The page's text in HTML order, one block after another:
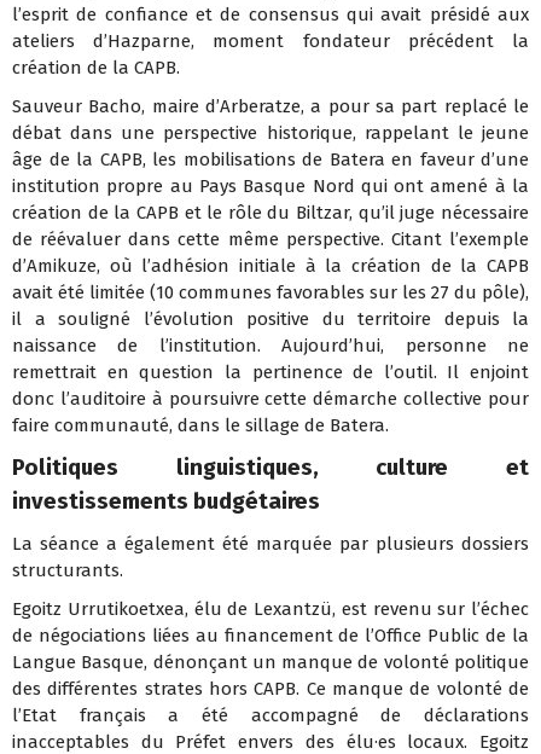
l’esprit de confiance et de consensus qui avait présidé aux
ateliers d’Hazparne, moment fondateur précédent la
création de la CAPB.
Sauveur Bacho, maire d’Arberatze, a pour sa part replacé le
débat dans une perspective historique, rappelant le jeune
âge de la CAPB, les mobilisations de Batera en faveur d’une
institution propre au Pays Basque Nord qui ont amené à la
création de la CAPB et le rôle du Biltzar, qu’il juge nécessaire
de réévaluer dans cette même perspective. Citant l’exemple
d’Amikuze, où l’adhésion initiale à la création de la CAPB
avait été limitée (10 communes favorables sur les 27 du pôle),
il a souligné l’évolution positive du territoire depuis la
naissance de l’institution. Aujourd’hui, personne ne
remettrait en question la pertinence de l’outil. Il enjoint
donc l’auditoire à poursuivre cette démarche collective pour
faire communauté, dans le sillage de Batera.
Politiques linguistiques, culture et
investissements budgétaires
La séance a également été marquée par plusieurs dossiers
structurants.
Egoitz Urrutikoetxea, élu de Lexantzü, est revenu sur l’échec
de négociations liées au financement de l’Office Public de la
Langue Basque, dénonçant un manque de volonté politique
des différentes strates hors CAPB. Ce manque de volonté de
l’Etat français a été accompagné de déclarations
inacceptables du Préfet envers des élu·es locaux. Egoitz